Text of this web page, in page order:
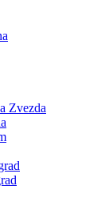
Zvezda